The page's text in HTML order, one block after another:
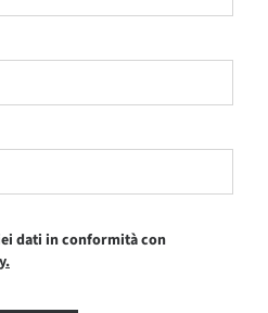
dati in conformità con